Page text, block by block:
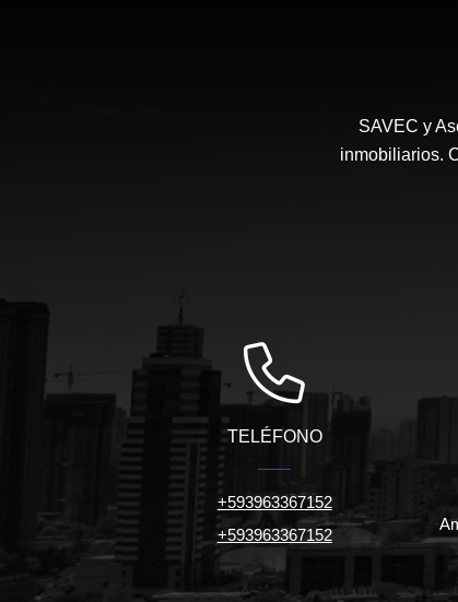
SAVEC y
inmobiliarios.
TELÉFONO
+593963367152
+593963367152